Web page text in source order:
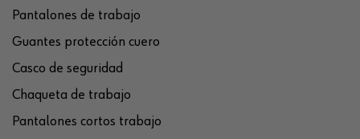
Pantalones de trabajo
Guantes protección cuero
Casco de seguridad
Chaqueta de trabajo
Pantalones cortos trabajo